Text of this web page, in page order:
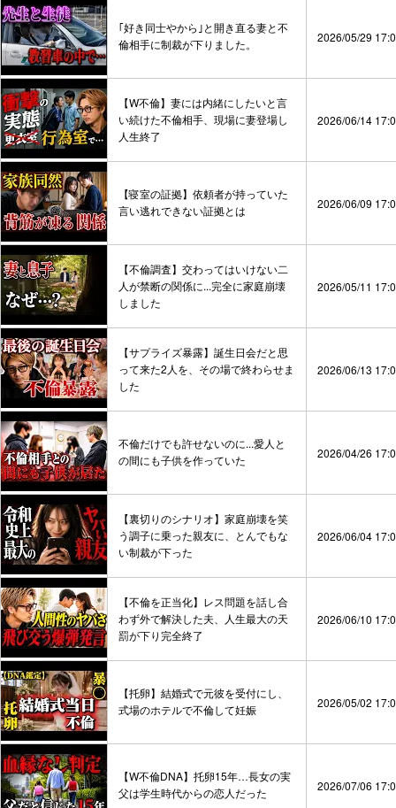
｢好き同士やから｣と開き直る妻と不
倫相手に制裁が下りました。
2026/05/29
【W不倫】妻には内緒にしたいと言
い続けた不倫相手、現場に妻登場し
人生終了
2026/06/14
【寝室の証拠】依頼者が持っていた
言い逃れできない証拠とは
2026/06/09
【不倫調査】交わってはいけない二
人が禁断の関係に...完全に家庭崩壊
しました
2026/05/11
【サプライズ暴露】誕生日会だと思
って来た2人を、その場で終わらせま
した
2026/06/13
不倫だけでも許せないのに...愛人と
の間にも子供を作っていた
2026/04/26
【裏切りのシナリオ】家庭崩壊を笑
う調子に乗った親友に、とんでもな
い制裁が下った
2026/06/04
【不倫を正当化】レス問題を話し合
わず外で解決した夫、人生最大の天
罰が下り完全終了
2026/06/10
【托卵】結婚式で元彼を受付にし、
式場のホテルで不倫して妊娠
2026/05/02
【W不倫DNA】托卵15年…長女の実
父は学生時代からの恋人だった
2026/07/06